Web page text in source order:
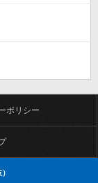
ポリシー